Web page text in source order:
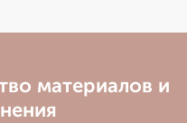
материалов и